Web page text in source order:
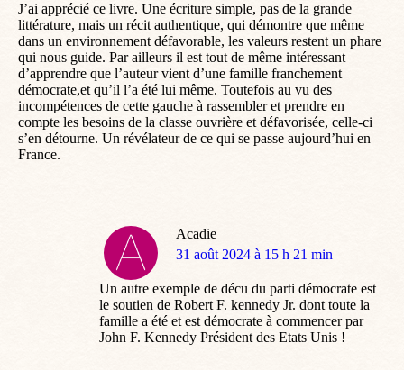
J’ai apprécié ce livre. Une écriture simple, pas de la grande
littérature, mais un récit authentique, qui démontre que même
dans un environnement défavorable, les valeurs restent un phare
qui nous guide. Par ailleurs il est tout de même intéressant
d’apprendre que l’auteur vient d’une famille franchement
démocrate,et qu’il l’a été lui même. Toutefois au vu des
incompétences de cette gauche à rassembler et prendre en
compte les besoins de la classe ouvrière et défavorisée, celle-ci
s’en détourne. Un révélateur de ce qui se passe aujourd’hui en
France.
Acadie
dit
31 août 2024 à 15 h 21 min
Un autre exemple de décu du parti démocrate est
le soutien de Robert F. kennedy Jr. dont toute la
famille a été et est démocrate à commencer par
John F. Kennedy Président des Etats Unis !